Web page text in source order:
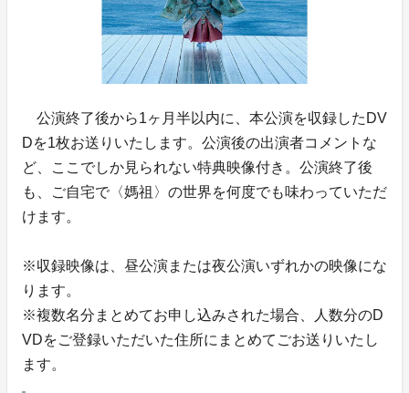
公演終了後から1ヶ月半以内に、本公演を収録したDV
Dを1枚お送りいたします。公演後の出演者コメントな
ど、ここでしか見られない特典映像付き。公演終了後
も、ご自宅で〈媽祖〉の世界を何度でも味わっていただ
けます。
※収録映像は、昼公演または夜公演いずれかの映像にな
ります。
※複数名分まとめてお申し込みされた場合、人数分のD
VDをご登録いただいた住所にまとめてごお送りいたし
ます。